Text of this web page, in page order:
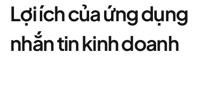
Lợi ích của ứng dụng
nhắn tin kinh doanh